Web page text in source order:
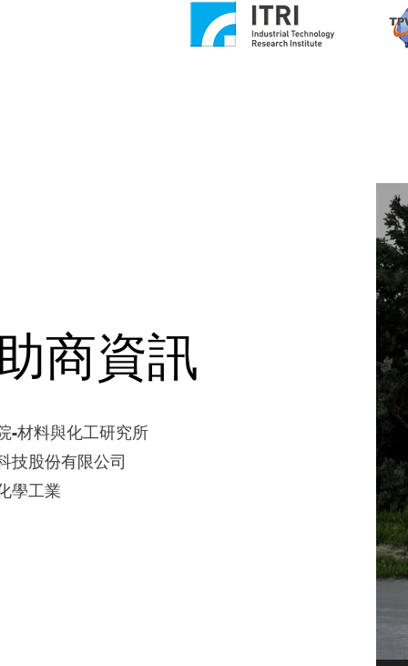
商資訊
-材料與化工研究所
技股份有限公司
學工業